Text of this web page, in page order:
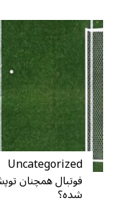
Uncategorized
فوتبال همچنان
شده؟